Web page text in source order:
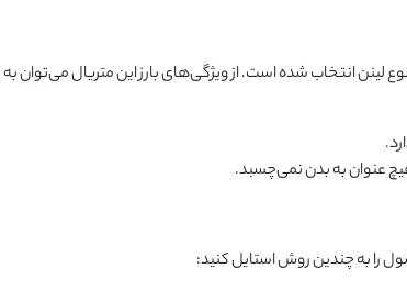
لینن انتخاب شده است. از ویژگی‌های بارز این متریال می‌توان به
عنوان به بدن نمی‌چسبد.
را به چندین روش استایل کنید: